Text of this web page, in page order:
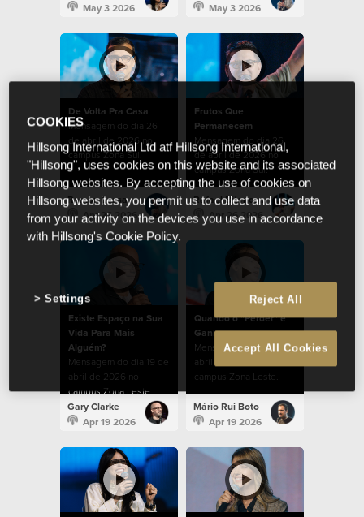
May 3 2026
May 3 2026
De Volta Pra Casa
Mensagem do dia 26
de abril de 2026 no
campus Zona Sul.
Ramon Lessa
Apr 26 2026
Frutos Que
Permanecem
Mensagem do dia 26
de abril de 2026 no
campus Zona Sul.
Rafael Bitencourt
Apr 26 2026
Existe Espaço na Sua
Vida Para Mais
Alguém?
Mensagem do dia 19 de
abril de 2026 no
campus Zona Leste.
Gary Clarke
Apr 19 2026
Quando o "Perder" é
Ganhar
Mensagem do dia 19 de
abril de 2026 no
campus Zona Leste.
Mário Rui Boto
Apr 19 2026
COOKIES
Hillsong International Ltd atf Hillsong International,
"Hillsong", uses cookies on this website and its associated
Hillsong websites. By accepting the use of cookies on
Hillsong websites, you permit us to collect and use data
from your activity on the devices you use in accordance
with Hillsong's Cookie Policy.
Reject All
Accept All Cookies
Settings